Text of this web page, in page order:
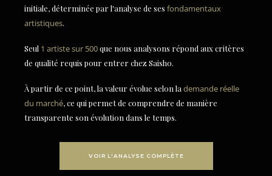
initiale, déterminée par l'analyse de ses fondamentaux
artistiques.
Seul 1 artiste sur 500que nous analysons répond aux critères
de qualité requis pour entrer chez Saisho.
À partir de ce point, la valeur évolue selon la demande réelle
du marché, ce qui permet de comprendre de manière
transparente son évolution dans le temps.
VOIR L'ANALYSE COMPLÈTE